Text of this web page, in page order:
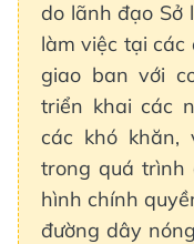
do lãnh đạo Sở
làm việc tại các
giao ban với
triển khai các
các khó khăn,
trong quá trình
hình chính
đường dây